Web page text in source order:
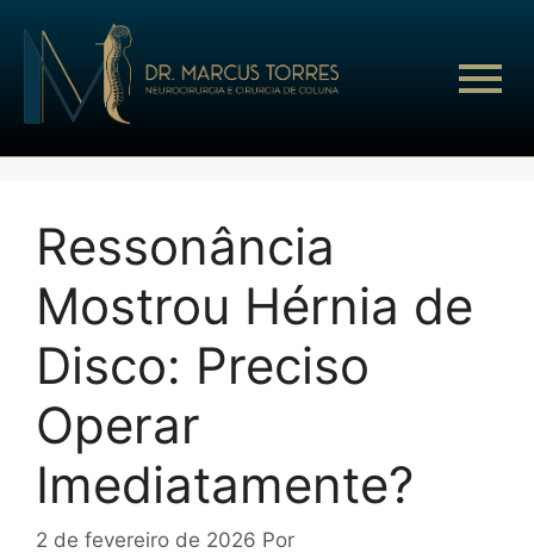
Ressonância
Mostrou Hérnia de
Disco: Preciso
Operar
Imediatamente?
2 de fevereiro de 2026 Por